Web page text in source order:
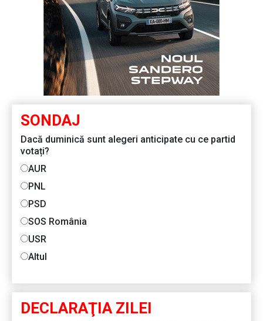
SONDAJ
Dacă duminică sunt alegeri anticipate cu ce partid
votați?
AUR
PNL
PSD
SOS România
USR
Altul
DECLARAŢIA ZILEI